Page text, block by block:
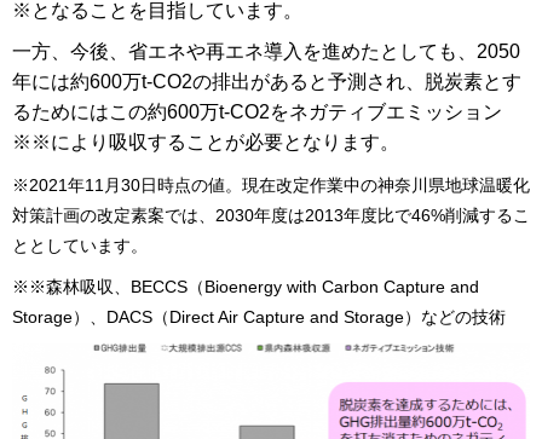
※となることを目指しています。
一方、今後、省エネや再エネ導入を進めたとしても、2050
年には約600万t-CO2の排出があると予測され、脱炭素とす
るためにはこの約600万t-CO2をネガティブエミッション
※※により吸収することが必要となります。
※2021年11月30日時点の値。現在改定作業中の神奈川県地球温暖化
対策計画の改定素案では、2030年度は2013年度比で46%削減するこ
ととしています。
※※森林吸収、BECCS（Bioenergy with Carbon Capture and
Storage）、DACS（Direct Air Capture and Storage）などの技術